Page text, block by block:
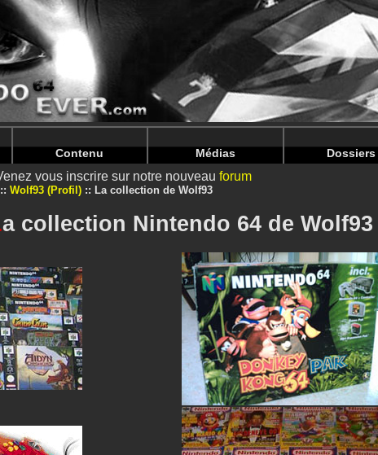
in/home/nintendoju/www/Voir-Collection.phpon line64
in/home/nintendoju/www/Voir-Collection.phpon line68
Contenu Médias Dossiers
vous inscrire sur notre nouveau forum
Wolf93 (Profil) La collection de Wolf93
a collection Nintendo 64 de Wolf93